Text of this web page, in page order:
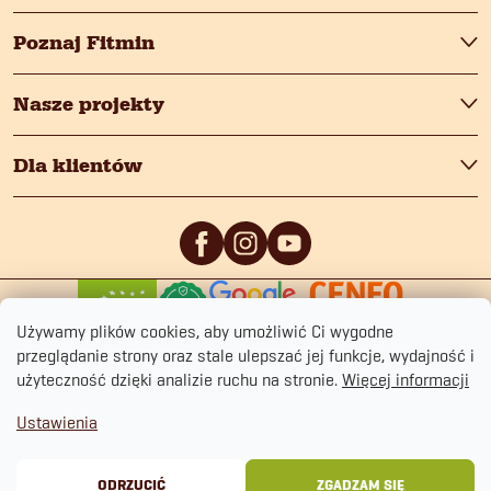
Używamy plików cookies, aby umożliwić Ci wygodne
przeglądanie strony oraz stale ulepszać jej funkcje, wydajność i
użyteczność dzięki analizie ruchu na stronie. Więcej informacji
Ustawienia
ODRZUCIĆ ZGADZAM SIĘ
Poznaj Fitmin
Nasze projekty
Dla klientów
Regulamin sklepuCookies
Copyright 2026